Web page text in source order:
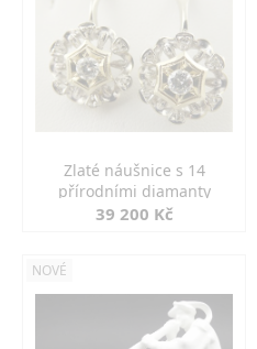
Zlaté náušnice s 14
přírodními diamanty
39 200 Kč
NOVÉ